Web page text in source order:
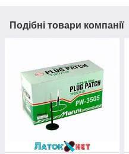
Подібні товари компанії